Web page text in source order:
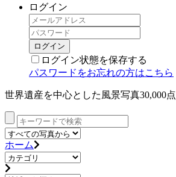
ログイン
ログイン状態を保存する
パスワードをお忘れの方はこちら
世界遺産を中心とした風景写真30,000
ホーム